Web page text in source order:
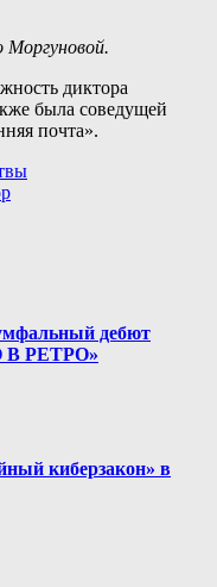
Моргуновой.
диктора
была соведущей
почта».
дебют
В РЕТРО»
киберзакон» в